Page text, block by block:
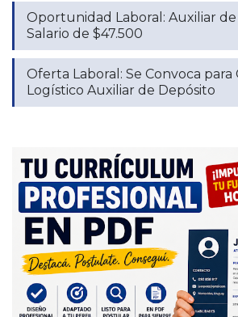
Oportunidad Laboral: Auxiliar
Salario de $47.500
Oferta Laboral: Se Convoca para
Logístico Auxiliar de Depósito